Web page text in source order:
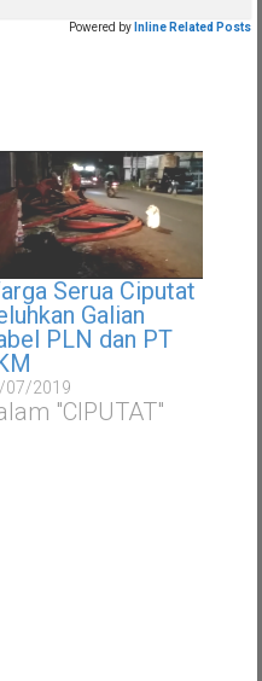
Powered by Inline Related Posts
Serua Ciputat
Galian
PLN dan PT
07/2019
"CIPUTAT"